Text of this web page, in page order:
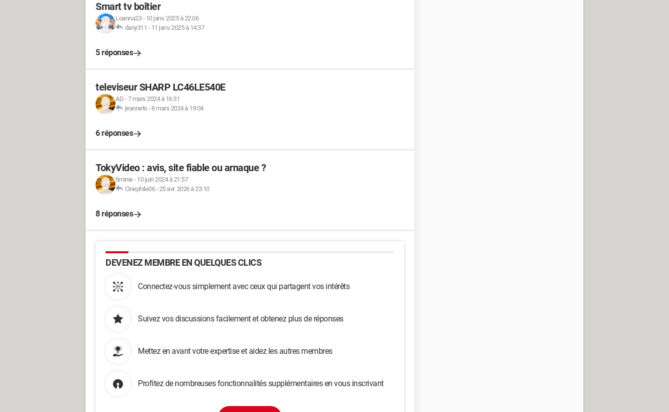
Smart tv boîtier
Loanna23- 10 janv. 2025 à 22:06
dany311 - 11 janv. 2025 à 14:37
5 réponses
televiseur SHARP LC46LE540E
AD -7 mars 2024 à 16:31
jeannets -8 mars 2024 à 19:04
6 réponses
TokyVideo : avis, site fiable ou arnaque ?
timinie- 10 juin 2024 à 21:57
Cinephile06-25 avr. 2026 à 23:10
8 réponses
DEVENEZ MEMBRE EN QUELQUES CLICS
Connectez-vous simplement avec ceux qui partagent vos intérêts
Suivez vos discussions facilement et obtenez plus de réponses
Mettez en avant votre expertise et aidez les autres membres
Profitez de nombreuses fonctionnalités supplémentaires en vous inscrivant